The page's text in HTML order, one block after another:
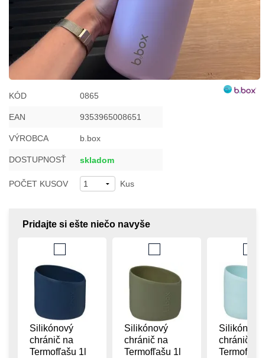
KÓD 0865
EAN 9353965008651
VÝROBCA b.box
DOSTUPNOSŤ skladom
POČET KUSOV Kus
Pridajte si ešte niečo navyše
Silikónový
chránič na
Termofľašu 1l
Silikónový
chránič na
Termofľašu 1l
Silikónový
chránič na